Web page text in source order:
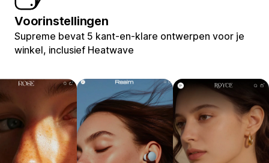
Voorinstellingen
Supreme bevat 5 kant-en-klare ontwerpen voor je
winkel, inclusief Heatwave